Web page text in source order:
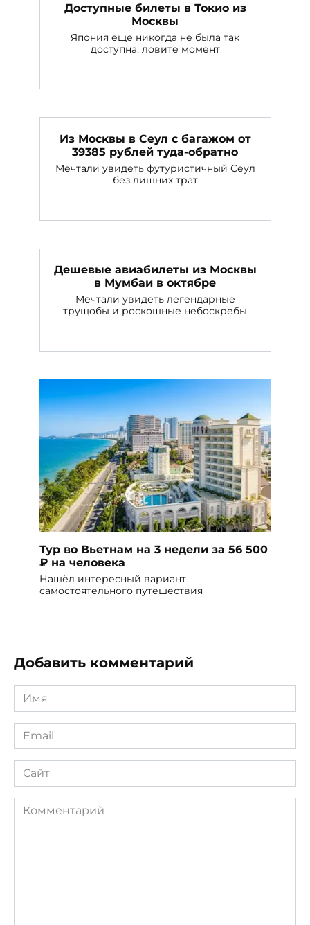
Доступные билеты в Токио из
Москвы
Япония еще никогда не была так
доступна: ловите момент
Из Москвы в Сеул с багажом от
39385 рублей туда-обратно
Мечтали увидеть футуристичный Сеул
без лишних трат
Дешевые авиабилеты из Москвы
в Мумбаи в октябре
Мечтали увидеть легендарные
трущобы и роскошные небоскребы
Тур во Вьетнам на 3 недели за 56 500
₽ на человека
Нашёл интересный вариант
самостоятельного путешествия
Добавить комментарий
Имя
Email
Сайт
Комментарий